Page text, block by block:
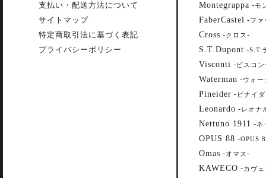
支払い・配送方法について
サイトマップ
特定商取引法に基づく表記
プライバシーポリシー
Montegrappa -モ
FaberCastel -ファ
Cross -クロス -
S.T.Dupont -S.T.
Visconti - ビスコ
Waterman -ウォー
Pineider - ピナイ
Leonardo -レオナ
Nettuno 1911 -ネ
OPUS 88 -OPUS
Omas -オマス -
KAWECO -カヴェ